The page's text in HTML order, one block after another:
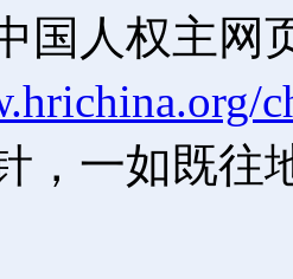
国人权主网
，一如既往